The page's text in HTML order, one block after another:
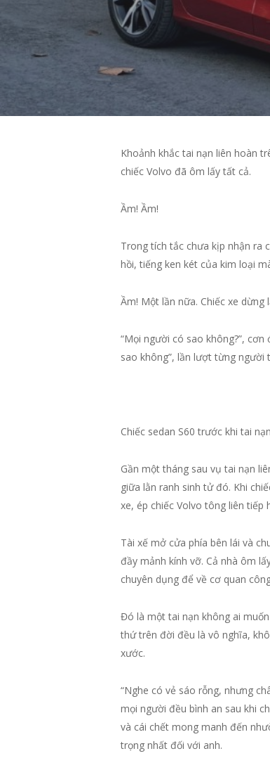
Khoảnh khắc tai nạn liên hoàn
chiếc Volvo đã ôm lấy tất cả.
Ầm! Ầm!
Trong tích tắc chưa kịp nhận ra
hồi, tiếng ken két của kim loại
Ầm! Một lần nữa. Chiếc xe
“Mọi người có sao không?”,
sao không”, lần lượt từng người
Chiếc sedan S60 trước khi tai
Gần một tháng sau vụ tai nạn
giữa lằn ranh sinh tử đó. Khi
xe, ép chiếc Volvo tông liên tiếp
Tài xế mở cửa phía bên lái và
đầy mảnh kính vỡ. Cả nhà ôm
chuyên dụng để về cơ quan
Đó là một tai nạn không ai
thứ trên đời đều là vô nghĩa,
xước.
“Nghe có vẻ sáo rỗng, nhưng
mọi người đều bình an sau khi
và cái chết mong manh đến
trọng nhất đối với anh.